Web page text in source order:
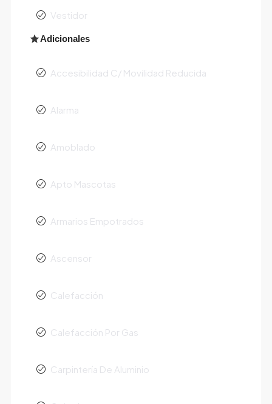
Vestidor
Adicionales
Accesibilidad C/ Movilidad Reducida
Alarma
Amoblado
Apto Mascotas
Armarios Empotrados
Ascensor
Calefacción
Calefacción Por Gas
Carpintería De Aluminio